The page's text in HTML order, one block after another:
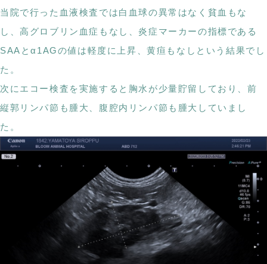
当院で行った血液検査では白血球の異常はなく貧血もな
し、高グロブリン血症もなし、炎症マーカーの指標である
SAAとα1AGの値は軽度に上昇、黄疸もなしという結果でし
た。
次にエコー検査を実施すると胸水が少量貯留しており、前
縦郭リンパ節も腫大、腹腔内リンパ節も腫大していまし
た。